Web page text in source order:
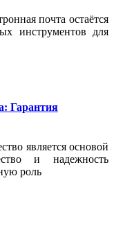
почта остаётся
инструментов для
Гарантия
является основой
и надежность
роль